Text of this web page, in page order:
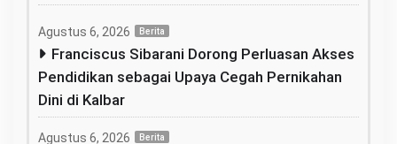
Agustus 6, 2026 Berita
Franciscus Sibarani Dorong Perluasan Akses
Pendidikan sebagai Upaya Cegah Pernikahan
Dini di Kalbar
Agustus 6, 2026 Berita